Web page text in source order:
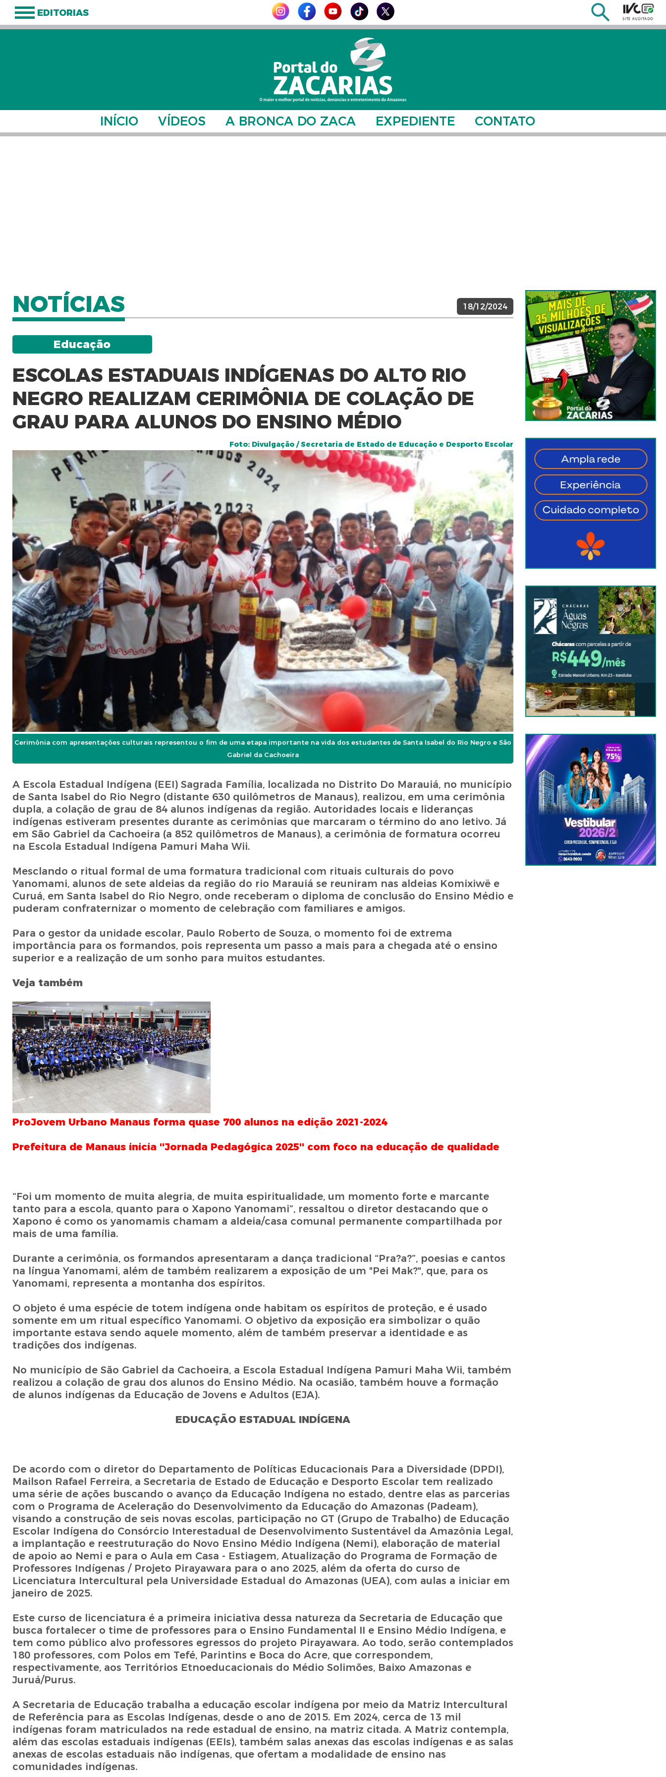
EDITORIAS
INÍCIO VÍDEOS A BRONCA DO ZACA EXPEDIENTE CONTATO
NOTÍCIAS 18/12/2024
Educação
ESCOLAS ESTADUAIS INDÍGENAS DO ALTO RIO
NEGRO REALIZAM CERIMÔNIA DE COLAÇÃO DE
GRAU PARA ALUNOS DO ENSINO MÉDIO
Foto: Divulgação / Secretaria de Estado de Educação e Desporto Escolar
Cerimônia com apresentações culturais representou o fim de uma etapa importante na vida dos estudantes de Santa Isabel do Rio Negro e São
Gabriel da Cachoeira
A Escola Estadual Indígena (EEI) Sagrada Família, localizada no Distrito Do Marauiá, no município
de Santa Isabel do Rio Negro (distante 630 quilômetros de Manaus), realizou, em uma cerimônia
dupla, a colação de grau de 84 alunos indígenas da região. Autoridades locais e lideranças
indígenas estiveram presentes durante as cerimônias que marcaram o término do ano letivo. Já
em São Gabriel da Cachoeira (a 852 quilômetros de Manaus), a cerimônia de formatura ocorreu
na Escola Estadual Indígena Pamuri Maha Wii.
Mesclando o ritual formal de uma formatura tradicional com rituais culturais do povo
Yanomami, alunos de sete aldeias da região do rio Marauiá se reuniram nas aldeias Komixiwë e
Curuá, em Santa Isabel do Rio Negro, onde receberam o diploma de conclusão do Ensino Médio e
puderam confraternizar o momento de celebração com familiares e amigos.
Para o gestor da unidade escolar, Paulo Roberto de Souza, o momento foi de extrema
importância para os formandos, pois representa um passo a mais para a chegada até o ensino
superior e a realização de um sonho para muitos estudantes.
Veja também
ProJovem Urbano Manaus forma quase 700 alunos na edição 2021-2024
Prefeitura de Manaus inicia ''Jornada Pedagógica 2025'' com foco na educação de qualidade
“Foi um momento de muita alegria, de muita espiritualidade, um momento forte e marcante
tanto para a escola, quanto para o Xapono Yanomami”, ressaltou o diretor destacando que o
Xapono é como os yanomamis chamam a aldeia/casa comunal permanente compartilhada por
mais de uma família.
Durante a cerimônia, os formandos apresentaram a dança tradicional “Pra?a?”, poesias e cantos
na língua Yanomami, além de também realizarem a exposição de um "Pei Mak?", que, para os
Yanomami, representa a montanha dos espíritos.
O objeto é uma espécie de totem indígena onde habitam os espíritos de proteção, e é usado
somente em um ritual específico Yanomami. O objetivo da exposição era simbolizar o quão
importante estava sendo aquele momento, além de também preservar a identidade e as
tradições dos indígenas.
No município de São Gabriel da Cachoeira, a Escola Estadual Indígena Pamuri Maha Wii, também
realizou a colação de grau dos alunos do Ensino Médio. Na ocasião, também houve a formação
de alunos indígenas da Educação de Jovens e Adultos (EJA).
EDUCAÇÃO ESTADUAL INDÍGENA
De acordo com o diretor do Departamento de Políticas Educacionais Para a Diversidade (DPDI),
Mailson Rafael Ferreira, a Secretaria de Estado de Educação e Desporto Escolar tem realizado
uma série de ações buscando o avanço da Educação Indígena no estado, dentre elas as parcerias
com o Programa de Aceleração do Desenvolvimento da Educação do Amazonas (Padeam),
visando a construção de seis novas escolas, participação no GT (Grupo de Trabalho) de Educação
Escolar Indígena do Consórcio Interestadual de Desenvolvimento Sustentável da Amazônia Legal,
a implantação e reestruturação do Novo Ensino Médio Indígena (Nemi), elaboração de material
de apoio ao Nemi e para o Aula em Casa - Estiagem, Atualização do Programa de Formação de
Professores Indígenas / Projeto Pirayawara para o ano 2025, além da oferta do curso de
Licenciatura Intercultural pela Universidade Estadual do Amazonas (UEA), com aulas a iniciar em
janeiro de 2025.
Este curso de licenciatura é a primeira iniciativa dessa natureza da Secretaria de Educação que
busca fortalecer o time de professores para o Ensino Fundamental II e Ensino Médio Indígena, e
tem como público alvo professores egressos do projeto Pirayawara. Ao todo, serão contemplados
180 professores, com Polos em Tefé, Parintins e Boca do Acre, que correspondem,
respectivamente, aos Territórios Etnoeducacionais do Médio Solimões, Baixo Amazonas e
Juruá/Purus.
A Secretaria de Educação trabalha a educação escolar indígena por meio da Matriz Intercultural
de Referência para as Escolas Indígenas, desde o ano de 2015. Em 2024, cerca de 13 mil
indígenas foram matriculados na rede estadual de ensino, na matriz citada. A Matriz contempla,
além das escolas estaduais indígenas (EEIs), também salas anexas das escolas indígenas e as salas
anexas de escolas estaduais não indígenas, que ofertam a modalidade de ensino nas
comunidades indígenas.